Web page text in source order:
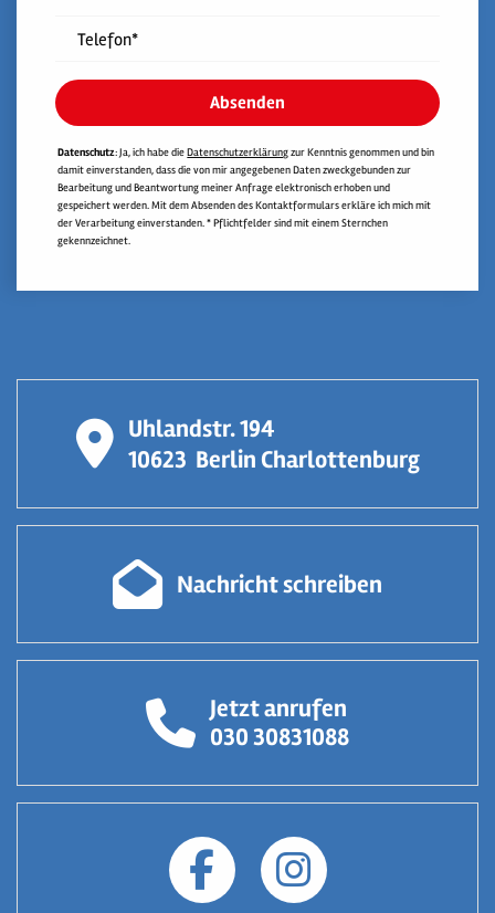
Telefon*
Absenden
Datenschutz: Ja, ich habe die Datenschutzerklärungzur Kenntnis genommen und bin
damit einverstanden, dass die von mir angegebenen Daten zweckgebunden zur
Bearbeitung und Beantwortung meiner Anfrage elektronisch erhoben und
gespeichert werden. Mit dem Absenden des Kontaktformulars erkläre ich mich mit
der Verarbeitung einverstanden. * Pflichtfelder sind mit einem Sternchen
gekennzeichnet.
Uhlandstr. 194
10623 Berlin Charlottenburg
Nachricht schreiben
Jetzt anrufen
030 30831088